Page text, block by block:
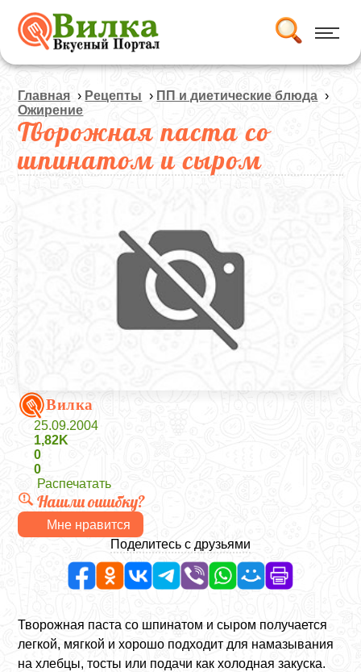
Главная › Рецепты › ПП и диетические блюда ›
Ожирение
Творожная паста со
шпинатом и сыром
Вилка
25.09.2004
1,82K
0
0
Распечатать
Нашли ошибку?
Мне нравится
Поделитесь с друзьями
Творожная паста со шпинатом и сыром получается
легкой, мягкой и хорошо подходит для намазывания
на хлебцы, тосты или подачи как холодная закуска.